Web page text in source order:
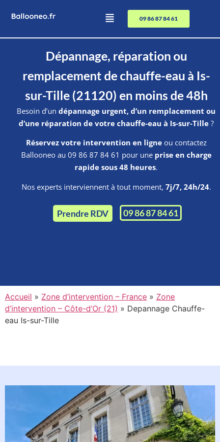
09 86 87 84 61
Dépannage, réparation ou
remplacement de chauffe-eau à Is-
sur-Tille (21120) en moins de 48h
Besoin d’un dépannage urgent, d’un remplacement ou
d’une réparation de votre chauffe-eau à Is-sur-Tille ?
Réservez votre intervention en ligneou contactez
Ballooneo au 09 86 87 84 61 pour une prise en charge
rapide sous 48 heures.
Nos experts interviennent à tout moment, 7j/7, 24h/24.
Prendre RDV 09 86 87 84 61
Accueil » Zone d’intervention – France » Zone
d’intervention – Côte-d’Or (21) » Depannage Chauffe-
eau Is-sur-Tille
Planifiez l'intervention d'un de
nos experts en moins d'une
minute